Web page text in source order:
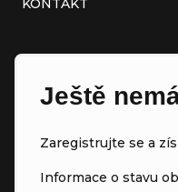
KONTAKT
Ještě
Zaregistrujte se a
Informace o stavu